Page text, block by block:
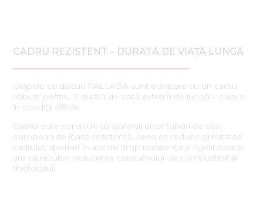
CADRU REZISTENT – DURATĂ DE VIAȚĂ LUNGĂ
Grapele cu discuri PALLADA sunt echipate cu un cadru
robust pentru o durată de viață extrem de lungă – chiar și
în condiții dificile.
Cadrul este construit cu ajutorul unor tuburi de oțel
european de înaltă rezistență, ceea ce reduce greutatea
cadrului, sporind în același timp rezistența și rigiditatea, și
are ca rezultat reducerea consumului de combustibil al
tractorului.